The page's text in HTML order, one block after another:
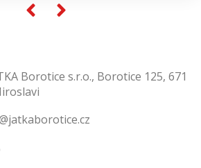
Borotice s.r.o., Borotice 125, 671